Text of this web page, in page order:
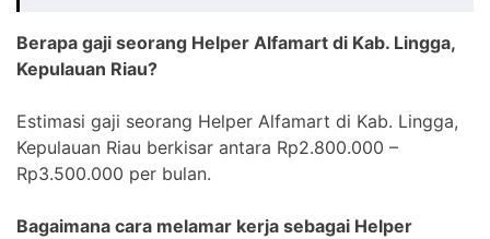
Berapa gaji seorang Helper Alfamart di Kab. Lingga,
Kepulauan Riau?
Estimasi gaji seorang Helper Alfamart di Kab. Lingga,
Kepulauan Riau berkisar antara Rp2.800.000 –
Rp3.500.000 per bulan.
Bagaimana cara melamar kerja sebagai Helper